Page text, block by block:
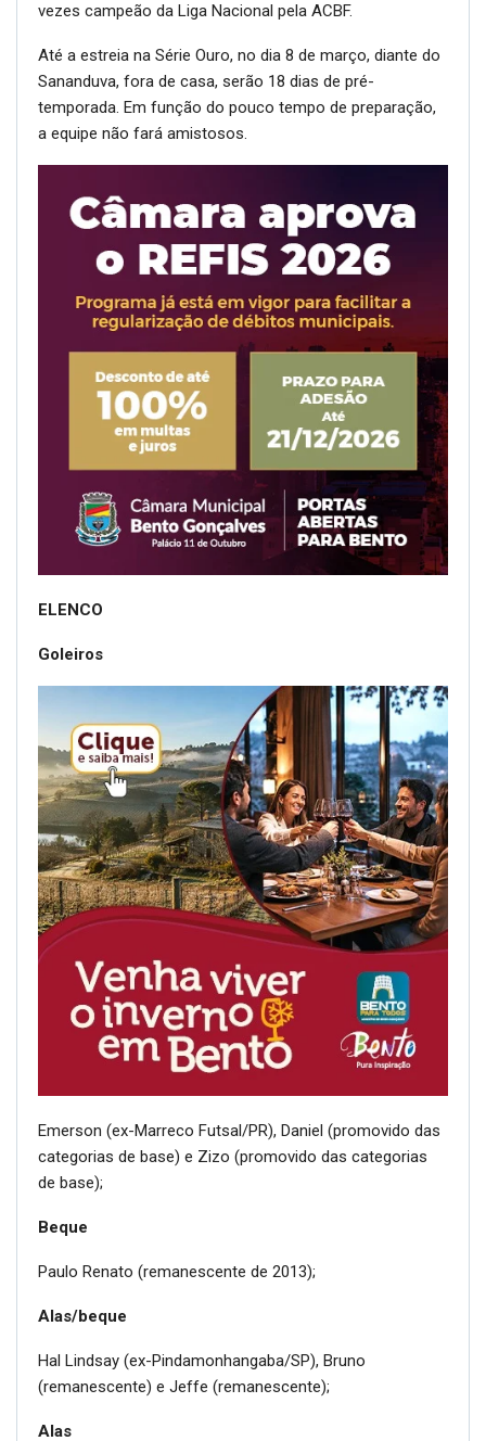
vezes campeão da Liga Nacional pela ACBF.
Até a estreia na Série Ouro, no dia 8 de março, diante do
Sananduva, fora de casa, serão 18 dias de pré-
temporada. Em função do pouco tempo de preparação,
a equipe não fará amistosos.
ELENCO
Goleiros
Emerson (ex-Marreco Futsal/PR), Daniel (promovido das
categorias de base) e Zizo (promovido das categorias
de base);
Beque
Paulo Renato (remanescente de 2013);
Alas/beque
Hal Lindsay (ex-Pindamonhangaba/SP), Bruno
(remanescente) e Jeffe (remanescente);
Alas